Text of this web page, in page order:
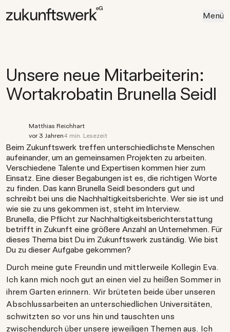
Menü
Unsere neue Mitarbeiterin:
Wortakrobatin Brunella Seidl
Matthias Reichhart
vor 3 Jahren4 min. Lesezeit
Beim Zukunftswerk treffen unterschiedlichste Menschen
aufeinander, um an gemeinsamen Projekten zu arbeiten.
Verschiedene Talente und Expertisen kommen hier zum
Einsatz. Eine dieser Begabungen ist es, die richtigen Worte
zu finden. Das kann Brunella Seidl besonders gut und
schreibt bei uns die Nachhaltigkeitsberichte. Wer sie ist und
wie sie zu uns gekommen ist, steht im Interview.
Brunella, die Pflicht zur Nachhaltigkeitsberichterstattung
betrifft in Zukunft eine größere Anzahl an Unternehmen. Für
dieses Thema bist Du im Zukunftswerk zuständig. Wie bist
Du zu dieser Aufgabe gekommen?
Durch meine gute Freundin und mittlerweile Kollegin Eva.
Ich kann mich noch gut an einen viel zu heißen Sommer in
ihrem Garten erinnern. Wir brüteten beide über unseren
Abschlussarbeiten an unterschiedlichen Universitäten,
schwitzten so vor uns hin und tauschten uns
zwischendurch über unsere jeweiligen Themen aus. Ich